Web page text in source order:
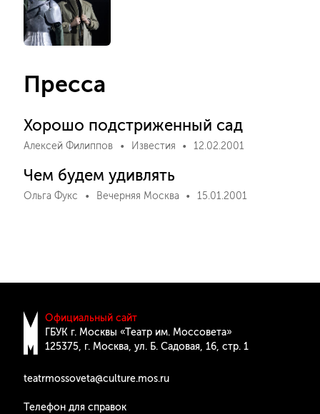
Пресса
Хорошо подстриженный сад
Алексей Филиппов Известия 12.02.2001
Чем будем удивлять
Ольга Фукс Вечерняя Москва 15.01.2001
Официальный сайт
ГБУК г. Москвы «Театр им. Моссовета»
125375, г. Москва, ул. Б. Cадовая, 16, стр. 1
teatrmossoveta@culture.mos.ru
Телефон для справок